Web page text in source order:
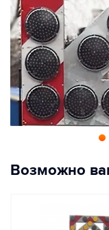
Возможно